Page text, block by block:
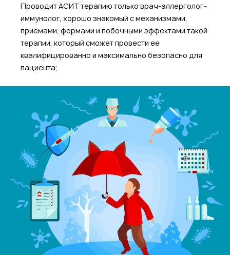
Проводит АСИТ терапию только врач-аллерголог-
иммунолог, хорошо знакомый с механизмами,
приемами, формами и побочными эффектами такой
терапии, который сможет провести ее
квалифицированно и максимально безопасно для
пациента;